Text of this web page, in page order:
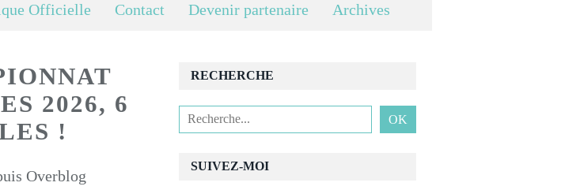
Officielle Contact Devenir partenaire Archives
2026, 6
!
Overblog
SUIVEZ-MOI
RECHERCHE